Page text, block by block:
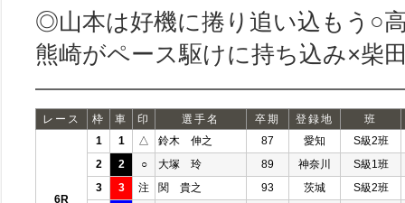
◎山本は好機に捲り追い込もう○
熊崎がペース駆けに持ち込み×柴
レース 枠 車 印 選手名 卒期 登録地 班
6R
1 1 △ 鈴木 伸之 87 愛知
S級2班
2
2 ○ 大塚 玲 89 神奈川
S級1班
3
3 注 関 貴之 93 茨城
S級2班